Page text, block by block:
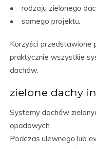
• rodzaju zielonego
• samego projektu.
Korzyści przedstawione
praktycznie wszystkie
dachów.
zielone dachy
Systemy dachów
opadowych
Podczas ulewnego lub